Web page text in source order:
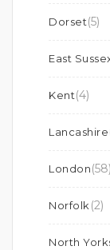
Dorset(5)
East
Kent(4)
Lancashire
London(58)
Norfolk (2)
North